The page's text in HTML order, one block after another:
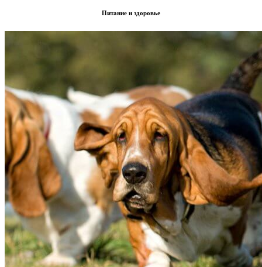
Питание и здоровье